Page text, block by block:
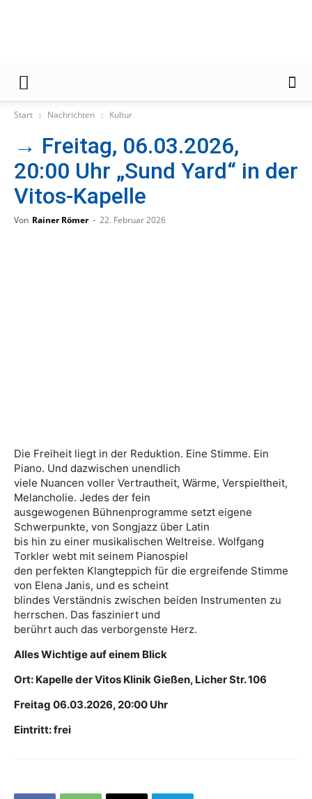
Zeitung
Start Nachrichten Kultur
→ Freitag, 06.03.2026,
20:00 Uhr „Sund Yard“ in der
Vitos-Kapelle
Von Rainer Römer - 22. Februar 2026
Die Freiheit liegt in der Reduktion. Eine Stimme. Ein
Piano. Und dazwischen unendlich
viele Nuancen voller Vertrautheit, Wärme, Verspieltheit,
Melancholie. Jedes der fein
ausgewogenen Bühnenprogramme setzt eigene
Schwerpunkte, von Songjazz über Latin
bis hin zu einer musikalischen Weltreise. Wolfgang
Torkler webt mit seinem Pianospiel
den perfekten Klangteppich für die ergreifende Stimme
von Elena Janis, und es scheint
blindes Verständnis zwischen beiden Instrumenten zu
herrschen. Das fasziniert und
berührt auch das verborgenste Herz.
Alles Wichtige auf einem Blick
Ort: Kapelle der Vitos Klinik Gießen, Licher Str. 106
Freitag 06.03.2026, 20:00 Uhr
Eintritt: frei